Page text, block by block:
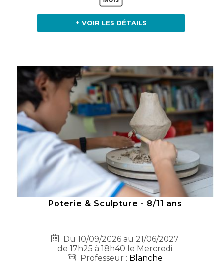
+ VOIR LES DÉTAILS
Poterie & Sculpture - 8/11 ans
Du 10/09/2026 au 21/06/2027
de 17h25 à 18h40 le Mercredi
Professeur : Blanche